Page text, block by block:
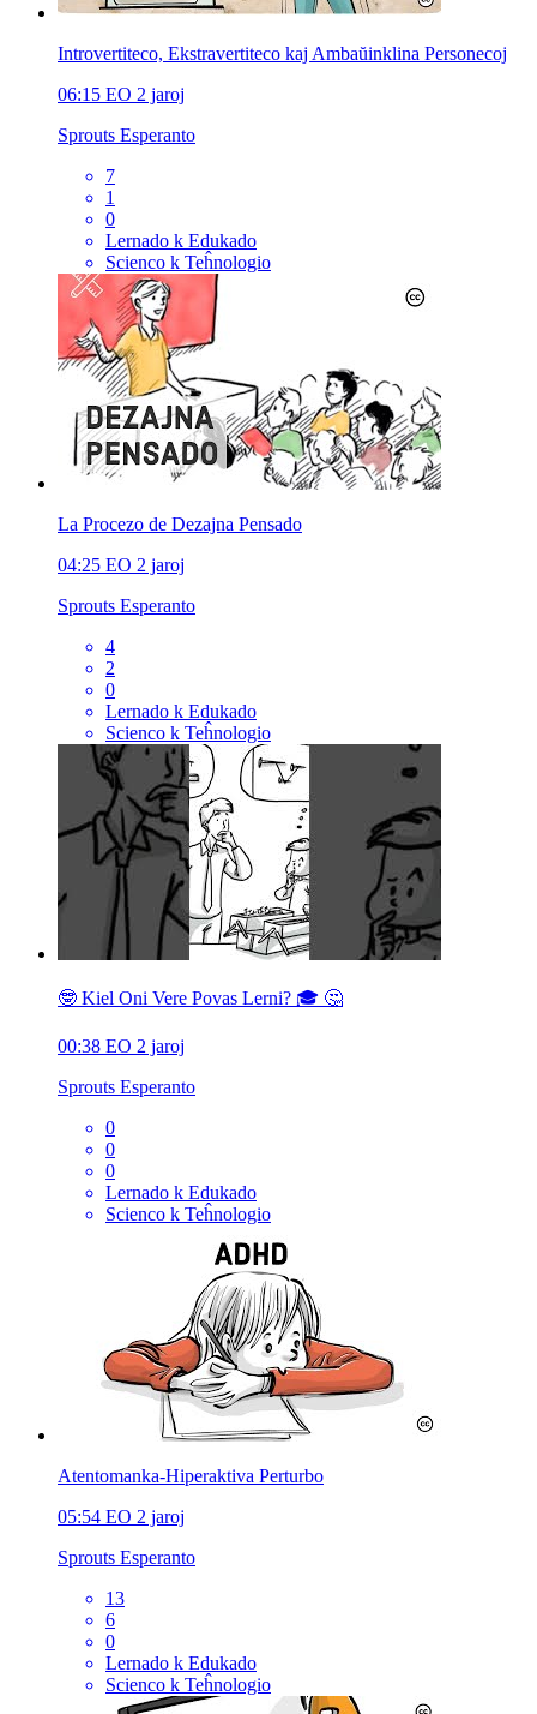
Introvertiteco, Ekstravertiteco kaj Ambaŭinklina Personecoj
06:15 EO 2 jaroj
Sprouts Esperanto
7
1
0
Lernado k Edukado
Scienco k Teĥnologio
La Procezo de Dezajna Pensado
04:25 EO 2 jaroj
Sprouts Esperanto
4
2
0
Lernado k Edukado
Scienco k Teĥnologio
🤓 Kiel Oni Vere Povas Lerni? 🎓 🤔
00:38 EO 2 jaroj
Sprouts Esperanto
0
0
0
Lernado k Edukado
Scienco k Teĥnologio
Atentomanka-Hiperaktiva Perturbo
05:54 EO 2 jaroj
Sprouts Esperanto
13
6
0
Lernado k Edukado
Scienco k Teĥnologio